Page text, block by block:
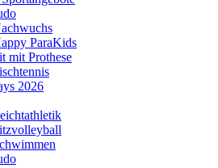
ParaKids
mit Prothese
2026